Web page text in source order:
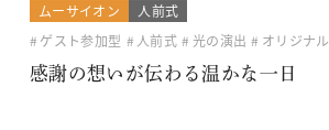
ムーサイオン
人前式
ゲスト参加型
人前式 光の演出 オリジナル
感謝の想いが伝わる温かな一日